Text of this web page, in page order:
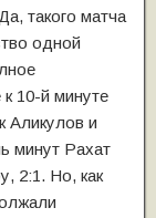
такого матча
одной
10-й минуте
Аликулов и
минут Рахат
2:1. Но, как